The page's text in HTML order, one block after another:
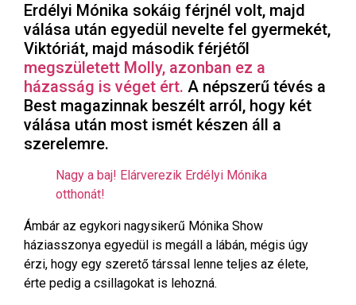
Erdélyi Mónika sokáig férjnél volt, majd
válása után egyedül nevelte fel gyermekét,
Viktóriát, majd második férjétől
megszületett Molly, azonban ez a
házasság is véget ért. A népszerű tévés a
Best magazinnak beszélt arról, hogy két
válása után most ismét készen áll a
szerelemre.
Nagy a baj! Elárverezik Erdélyi Mónika
otthonát!
Ámbár az egykori nagysikerű Mónika Show
háziasszonya egyedül is megáll a lábán, mégis úgy
érzi, hogy egy szerető társsal lenne teljes az élete,
érte pedig a csillagokat is lehozná.